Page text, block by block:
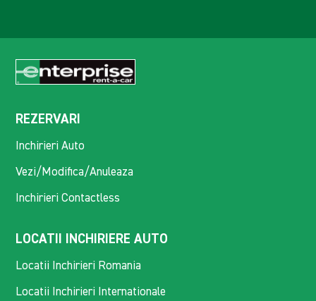
REZERVARI
Inchirieri Auto
Vezi/Modifica/Anuleaza
Inchirieri Contactless
LOCATII INCHIRIERE AUTO
Locatii Inchirieri Romania
Locatii Inchirieri Internationale